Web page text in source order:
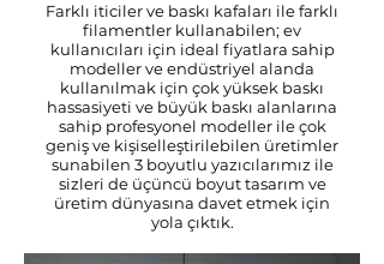
Farklı iticiler ve baskı kafaları ile farklı
filamentler kullanabilen; ev
kullanıcıları için ideal fiyatlara sahip
modeller ve endüstriyel alanda
kullanılmak için çok yüksek baskı
hassasiyeti ve büyük baskı alanlarına
sahip profesyonel modeller ile çok
geniş ve kişiselleştirilebilen üretimler
sunabilen 3 boyutlu yazıcılarımız ile
sizleri de üçüncü boyut tasarım ve
üretim dünyasına davet etmek için
yola çıktık.